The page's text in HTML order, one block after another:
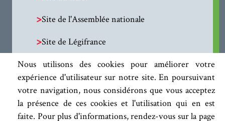
Nous utilisons des cookies pour améliorer votre
expérience d'utilisateur sur notre site. En poursuivant
votre navigation, nous considérons que vous acceptez
la présence de ces cookies et l'utilisation qui en est
faite. Pour plus d'informations, rendez-vous sur la page
>Site de l'Assemblée nationale
>Site de Légifrance